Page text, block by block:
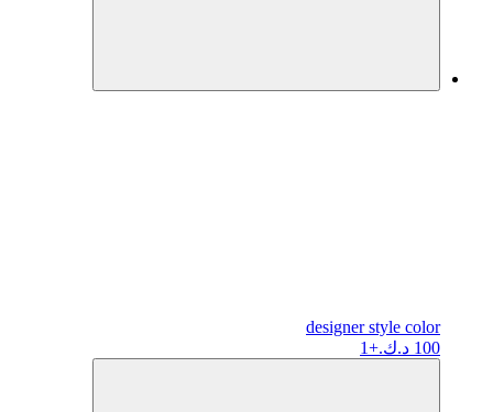
designerstyle color
100 د.ك.
+1